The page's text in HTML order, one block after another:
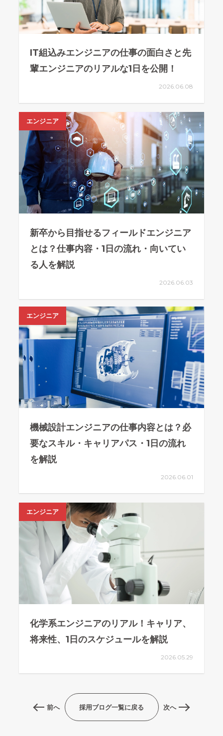
IT組込みエンジニアの仕事の面白さと先
輩エンジニアのリアルな1日を公開！
2026.06.08
エンジニア
新卒から目指せるフィールドエンジニア
とは？仕事内容・1日の流れ・向いてい
る人を解説
2026.06.03
エンジニア
機械設計エンジニアの仕事内容とは？必
要なスキル・キャリアパス・1日の流れ
を解説
2026.06.01
エンジニア
化学系エンジニアのリアル！キャリア、
将来性、1日のスケジュールを解説
2026.05.29
前へ 採用ブログ一覧に戻る 次へ